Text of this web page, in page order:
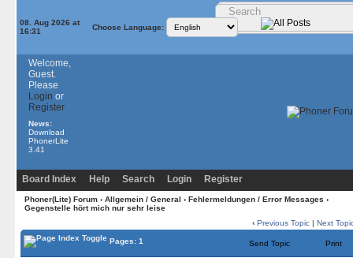
08. Aug 2026 at
16:31
Choose Language:
Welcome,
Guest.
Please
Login or
Register
News:
Download
PhonerLite
3.41
Board Index Help Search Login Register
Phoner(Lite) Forum› Allgemein / General › Fehlermeldungen / Error Messages ›
Gegenstelle hört mich nur sehr leise
‹ Previous Topic | Next
Pages: 1 Send Topic Print